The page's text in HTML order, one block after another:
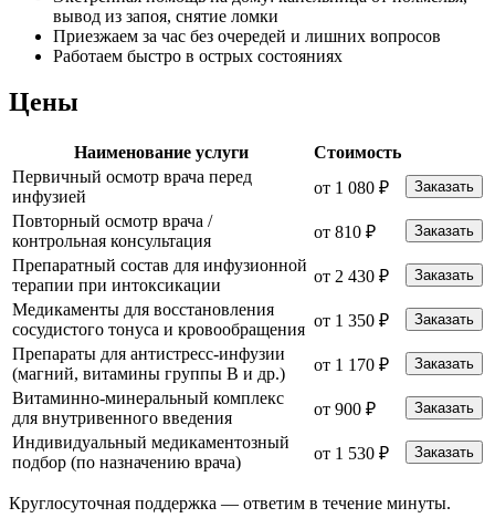
вывод из запоя, снятие ломки
Приезжаем за час без очередей и лишних вопросов
Работаем быстро в острых состояниях
Цены
Наименование услуги
Стоимость
Первичный осмотр врача перед
инфузией
от 1 080 ₽ Заказать
Повторный осмотр врача /
контрольная консультация
от 810 ₽ Заказать
Препаратный состав для инфузионной
терапии при интоксикации
от 2 430 ₽ Заказать
Медикаменты для восстановления
сосудистого тонуса и кровообращения от 1 350 ₽ Заказать
Препараты для антистресс-инфузии
(магний, витамины группы B и др.)
от 1 170 ₽ Заказать
Витаминно-минеральный комплекс
для внутривенного введения
от 900 ₽ Заказать
Индивидуальный медикаментозный
подбор (по назначению врача)
от 1 530 ₽ Заказать
Круглосуточная поддержка — ответим в течение минуты.